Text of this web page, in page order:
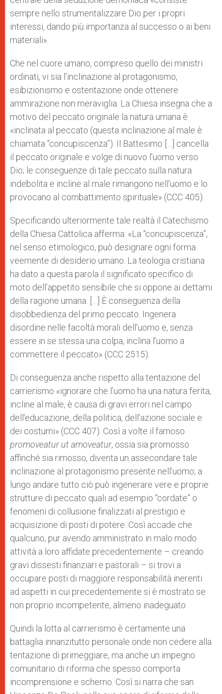
sempre nello strumentalizzare Dio per i propri
interessi, dando più importanza al successo o ai beni
materiali».
Che nel cuore umano, compreso quello dei ministri
ordinati, vi sia l’inclinazione al protagonismo,
esibizionismo e ostentazione onde ottenere
ammirazione non meraviglia. La Chiesa insegna che a
motivo del peccato originale la natura umana è
«inclinata al peccato (questa inclinazione al male è
chiamata “concupiscenza”). Il Battesimo […] cancella
il peccato originale e volge di nuovo l’uomo verso
Dio; le conseguenze di tale peccato sulla natura
indebolita e incline al male rimangono nell’uomo e lo
provocano al combattimento spirituale» (CCC 405).
Specificando ulteriormente tale realtà il Catechismo
della Chiesa Cattolica afferma: «La “concupiscenza”,
nel senso etimologico, può designare ogni forma
veemente di desiderio umano. La teologia cristiana
ha dato a questa parola il significato specifico di
moto dell’appetito sensibile che si oppone ai dettami
della ragione umana. […] È conseguenza della
disobbedienza del primo peccato. Ingenera
disordine nelle facoltà morali dell’uomo e, senza
essere in se stessa una colpa, inclina l’uomo a
commettere il peccato» (CCC 2515).
Di conseguenza anche rispetto alla tentazione del
carrierismo «ignorare che l’uomo ha una natura ferita,
incline al male, è causa di gravi errori nel campo
dell’educazione, della politica, dell’azione sociale e
dei costumi» (CCC 407). Così a volte il famoso
promoveatur ut amoveatur, ossia sia promosso
affinché sia rimosso, diventa un assecondare tale
inclinazione al protagonismo presente nell’uomo; a
lungo andare tutto ciò può ingenerare vere e proprie
strutture di peccato quali ad esempio “cordate” o
fenomeni di collusione finalizzati al prestigio e
acquisizione di posti di potere. Così accade che
qualcuno, pur avendo amministrato in malo modo
attività a loro affidate precedentemente – creando
gravi dissesti finanziari e pastorali – si trovi a
occupare posti di maggiore responsabilità inerenti
ad aspetti in cui precedentemente si è mostrato se
non proprio incompetente, almeno inadeguato.
Quindi la lotta al carrierismo è certamente una
battaglia innanzitutto personale onde non cedere alla
tentazione di primeggiare, ma anche un impegno
comunitario di riforma che spesso comporta
incomprensione e scherno. Così si narra che san